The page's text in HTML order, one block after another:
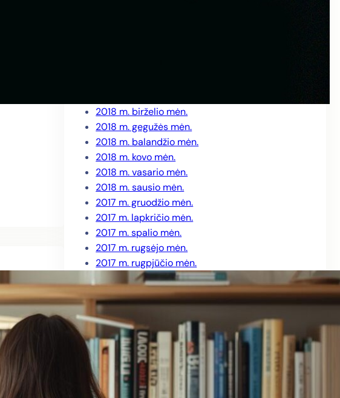
2018 m. birželio mėn.
2018 m. gegužės mėn.
2018 m. balandžio mėn.
2018 m. kovo mėn.
2018 m. vasario mėn.
2018 m. sausio mėn.
2017 m. gruodžio mėn.
2017 m. lapkričio mėn.
2017 m. spalio mėn.
2017 m. rugsėjo mėn.
2017 m. rugpjūčio mėn.
2017 m. liepos mėn.
2017 m. birželio mėn.
2017 m. gegužės mėn.
2017 m. balandžio mėn.
2017 m. kovo mėn.
2017 m. vasario mėn.
2017 m. sausio mėn.
2016 m. gruodžio mėn.